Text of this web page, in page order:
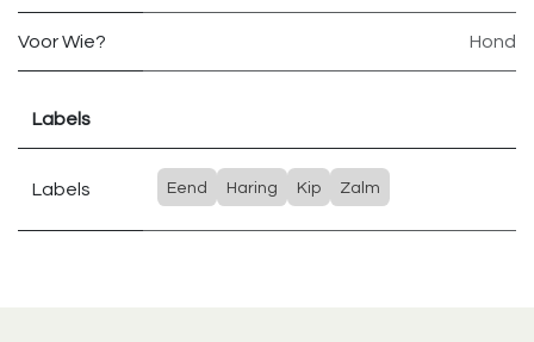
Voor Wie? Hond
Labels
Labels Eend Haring Kip Zalm